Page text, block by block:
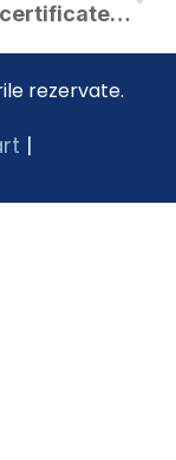
Situația certificatelor de urbanism și a autorizațiilor de construire emise în luna septembrie 2024
rezervate.
|